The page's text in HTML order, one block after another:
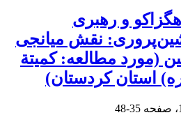
و رهبری
نقش میانجی
(مورد مطالعه: کمیتة
استان کردستان)
35-48